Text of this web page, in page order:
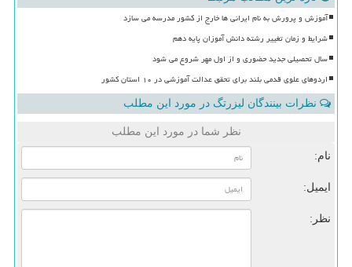
آموزش و پرورش به نام ایرانی ها خارج از کشور مدرسه می سازد
شرایط و زمان تغییر رشته دانش آموزان پایه دهم
سال تحصیلی جدید حضوری و از اول مهر شروع می شود
اردوهای علوی قدمی بلند برای تحقق عدالت آموزشی در ۱۰ استان کشور
نظرات بینندگان لیزرتگ در مورد این مطلب
نظر شما در مورد این مطلب
نام:
ایمیل:
نظر: